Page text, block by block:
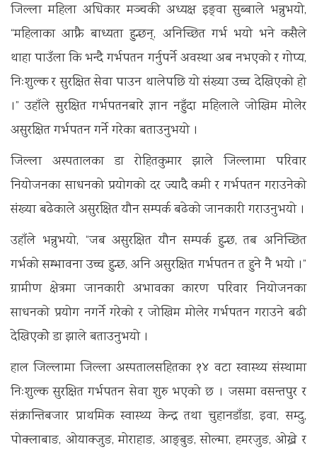
जिल्ला महिला अधिकार मञ्चकी अध्यक्ष इङ्वा सुब्बाले भन्नुभयो,
“महिलाका आफ्नै बाध्यता हुन्छन्, अनिच्छित गर्भ भयो भने कसैले
थाहा पाउँला कि भन्दै गर्भपतन गर्नुपर्ने अवस्था अब नभएको र गोप्य,
निःशुल्क र सुरक्षित सेवा पाउन थालेपछि यो संख्या उच्च देखिएको हो
।” उहाँले सुरक्षित गर्भपतनबारे ज्ञान नहुँदा महिलाले जोखिम मोलेर
असुरक्षित गर्भपतन गर्ने गरेका बताउनुभयो ।
जिल्ला अस्पतालका डा रोहितकुमार झाले जिल्लामा परिवार
नियोजनका साधनको प्रयोगको दर ज्यादै कमी र गर्भपतन गराउनेको
संख्या बढेकाले असुरक्षित यौन सम्पर्क बढेको जानकारी गराउनुभयो ।
उहाँले भन्नुभयो, “जब असुरक्षित यौन सम्पर्क हुन्छ, तब अनिच्छित
गर्भको सम्भावना उच्च हुन्छ, अनि असुरक्षित गर्भपतन त हुने नै भयो ।”
ग्रामीण क्षेत्रमा जानकारी अभावका कारण परिवार नियोजनका
साधनको प्रयोग नगर्ने गरेको र जोखिम मोलेर गर्भपतन गराउने बढी
देखिएकोे डा झाले बताउनुभयो ।
हाल जिल्लामा जिल्ला अस्पतालसहितका १४ वटा स्वास्थ्य संस्थामा
निःशुल्क सुरक्षित गर्भपतन सेवा शुरु भएको छ । जसमा वसन्तपुर र
संक्रान्तिबजार प्राथमिक स्वास्थ्य केन्द्र तथा चुहानडाँडा, इवा, सम्दु,
पोक्लाबाङ, ओयाक्जुङ, मोराहाङ, आङ्बुङ, सोल्मा, हमरजुङ, ओख्रे र